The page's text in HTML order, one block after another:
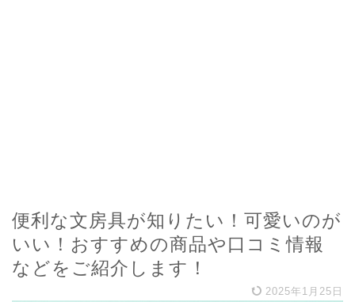
便利な文房具が知りたい！可愛いのが
いい！おすすめの商品や口コミ情報
などをご紹介します！
2025年1月25日